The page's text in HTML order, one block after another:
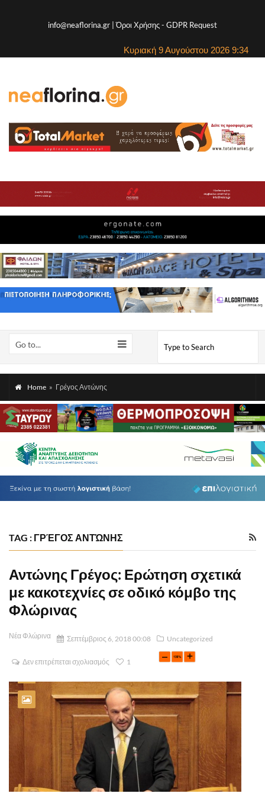
info@neaflorina.gr |Όροι Χρήσης- GDPR Request
Κυριακή 9 Αυγούστου 2026 9:34
Go to...
Home » Γρέγος Αντώνης
TAG : ΓΡΈΓΟΣ ΑΝΤΏΝΗΣ
Αντώνης Γρέγος: Ερώτηση σχετικά
με κακοτεχνίες σε οδικό κόμβο της
Φλώρινας
Νέα Φλώρινα Σεπτέμβριος 6, 2018 00:08 Uncategorized
Δεν επιτρέπεται σχολιασμός 1